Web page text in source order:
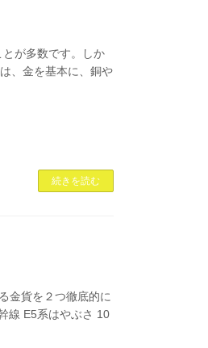
が多数です。しか
、金を基本に、銅や
続きを読む
金貨を２つ徹底的に
線 E5系はやぶさ 10